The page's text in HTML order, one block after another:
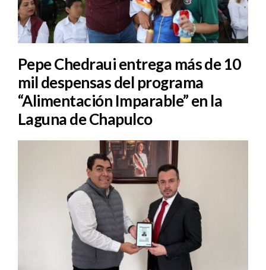
Pepe Chedraui entrega más de 10
mil despensas del programa
“Alimentación Imparable” en la
Laguna de Chapulco